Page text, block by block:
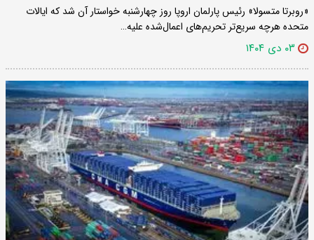
«روبرتا متسولا» رئیس پارلمان اروپا روز چهارشنبه خواستار آن شد که ایالات
متحده هرچه سریع‌تر تحریم‌های اعمال‌شده علیه…
۰۳ دی ۱۴۰۴